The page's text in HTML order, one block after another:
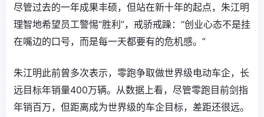
尽管过去的一年成果丰硕，但站在新十年的起点，朱江明
理智地希望员工警惕“胜利”，戒骄戒躁：“创业心态不是挂
在嘴边的口号，而是每一天都要有的危机感。”
朱江明此前曾多次表示，零跑争取做世界级电动车企，长
远目标年销量400万辆。从数据上看，尽管零跑目前剑指
年销百万，但距离成为世界级的车企目标，差距还很远。